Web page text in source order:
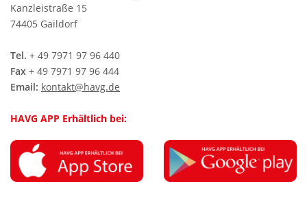
Kanzleistraße 15
74405 Gaildorf
Tel. + 49 7971 97 96 440
Fax + 49 7971 97 96 444
Email: kontakt@havg.de
HAVG APP Erhältlich bei: